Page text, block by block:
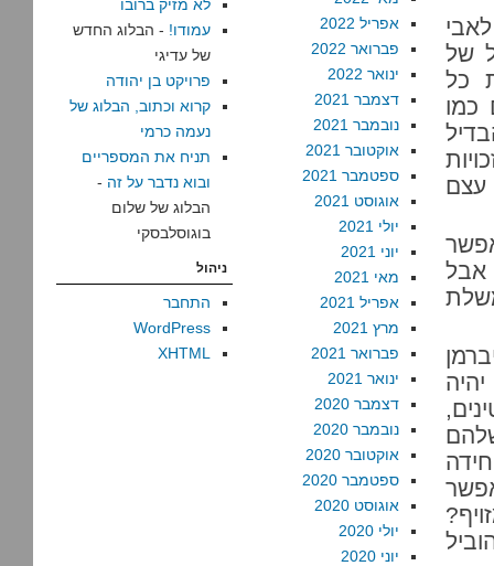
של
כל
כמו
עצם
אבל
אפריל 2022
פברואר 2022
ינואר 2022
דצמבר 2021
נובמבר 2021
אוקטובר 2021
ספטמבר 2021
אוגוסט 2021
יולי 2021
יוני 2021
מאי 2021
אפריל 2021
מרץ 2021
פברואר 2021
ינואר 2021
דצמבר 2020
נובמבר 2020
אוקטובר 2020
ספטמבר 2020
אוגוסט 2020
יולי 2020
יוני 2020
לא מזיק ברובו
עמודו! - הבלוג החדש
של עדיגי
פרויקט בן יהודה
קרוא וכתוב, הבלוג של
נעמה כרמי
תניח את המספריים
ובוא נדבר על זה -
הבלוג של שלום
בוגוסלבסקי
ניהול
התחבר
WordPress
XHTML